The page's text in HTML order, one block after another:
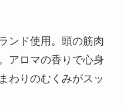
ンド使用。頭の筋肉
アロマの香りで心身
わりのむくみがスッ